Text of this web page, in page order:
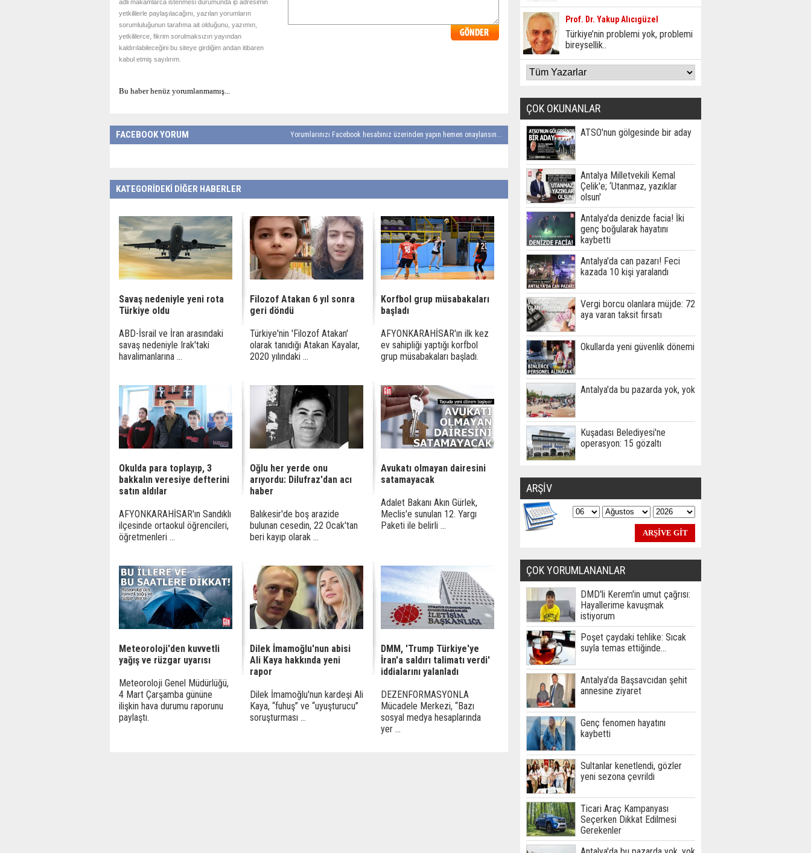
adli makamlarca istenmesi durumunda ip adresimin
yetkililerle paylaşılacağını, yazılan yorumların
sorumluluğunun tarafıma ait olduğunu, yazımın,
yetkililerce, fikrim sorulmaksızın yayından
kaldırılabileceğini bu siteye girdiğim andan itibaren
kabul etmiş sayılırım.
Bu haber henüz yorumlanmamış...
FACEBOOK YORUM Yorumlarınızı Facebook hesabınız üzerinden yapın hemen onaylansın...
KATEGORİDEKİ DİĞER HABERLER
Savaş nedeniyle yeni rota
Türkiye oldu
ABD-İsrail ve İran arasındaki
savaş nedeniyle Irak'taki
havalimanlarına ...
Filozof Atakan 6 yıl sonra
geri döndü
Türkiye'nin 'Filozof Atakan'
olarak tanıdığı Atakan Kayalar,
2020 yılındaki ...
Korfbol grup müsabakaları
başladı
AFYONKARAHİSAR'ın ilk kez
ev sahipliği yaptığı korfbol
grup müsabakaları başladı.
Okulda para toplayıp, 3
bakkalın veresiye defterini
satın aldılar
AFYONKARAHİSAR'ın Sandıklı
ilçesinde ortaokul öğrencileri,
öğretmenleri ...
Oğlu her yerde onu
arıyordu: Dilufraz'dan acı
haber
Balıkesir'de boş arazide
bulunan cesedin, 22 Ocak'tan
beri kayıp olarak ...
Avukatı olmayan dairesini
satamayacak
Adalet Bakanı Akın Gürlek,
Meclis'e sunulan 12. Yargı
Paketi ile belirli ...
Meteoroloji'den kuvvetli
yağış ve rüzgar uyarısı
Meteoroloji Genel Müdürlüğü,
4 Mart Çarşamba gününe
ilişkin hava durumu raporunu
paylaştı.
Dilek İmamoğlu'nun abisi
Ali Kaya hakkında yeni
rapor
Dilek İmamoğlu'nun kardeşi Ali
Kaya, “fuhuş” ve “uyuşturucu”
soruşturması ...
DMM, 'Trump Türkiye'ye
İran'a saldırı talimatı verdi'
iddialarını yalanladı
DEZENFORMASYONLA
Mücadele Merkezi, “Bazı
sosyal medya hesaplarında
yer ...
Prof. Dr. Yakup Alıcıgüzel
Türkiye’nin problemi yok, problemi
bireysellik..
ÇOK OKUNANLAR
ATSO'nun gölgesinde bir aday
Antalya Milletvekili Kemal
Çelik'e; ‘Utanmaz, yazıklar
olsun'
Antalya'da denizde facia! İki
genç boğularak hayatını
kaybetti
Antalya'da can pazarı! Feci
kazada 10 kişi yaralandı
Vergi borcu olanlara müjde: 72
aya varan taksit fırsatı
Okullarda yeni güvenlik dönemi
Antalya'da bu pazarda yok, yok
Kuşadası Belediyesi'ne
operasyon: 15 gözaltı
ARŞİV
ÇOK YORUMLANANLAR
DMD'li Kerem'in umut çağrısı:
Hayallerime kavuşmak
istiyorum
Poşet çaydaki tehlike: Sıcak
suyla temas ettiğinde...
Antalya'da Başsavcıdan şehit
annesine ziyaret
Genç fenomen hayatını
kaybetti
Sultanlar kenetlendi, gözler
yeni sezona çevrildi
Ticari Araç Kampanyası
Seçerken Dikkat Edilmesi
Gerekenler